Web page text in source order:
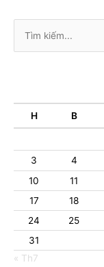
kiếm:
H B
3
4
10
11
17
18
24
25
31
« Th7